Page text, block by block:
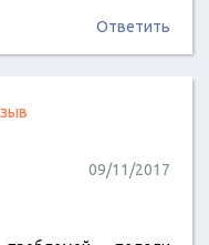
Ответить
09/11/2017